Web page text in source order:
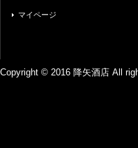
マイページ
Copyright © 2016 降矢酒店 All